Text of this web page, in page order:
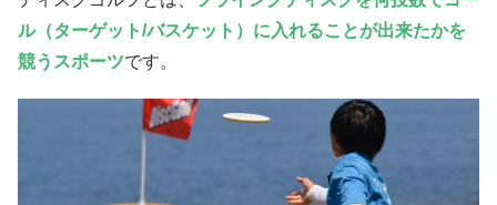
ル（ターゲット/バスケット）に入れることが出来たかを
競うスポーツです。